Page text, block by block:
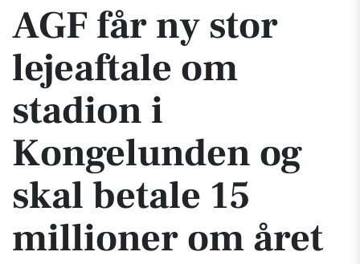
AGF får ny stor
lejeaftale om
stadion i
Kongelunden og
skal betale 15
millioner om året